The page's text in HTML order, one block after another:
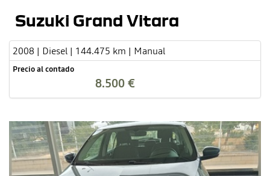
Suzuki Grand Vitara
2008 | Diesel | 144.475 km | Manual
Precio al contado
8.500 €